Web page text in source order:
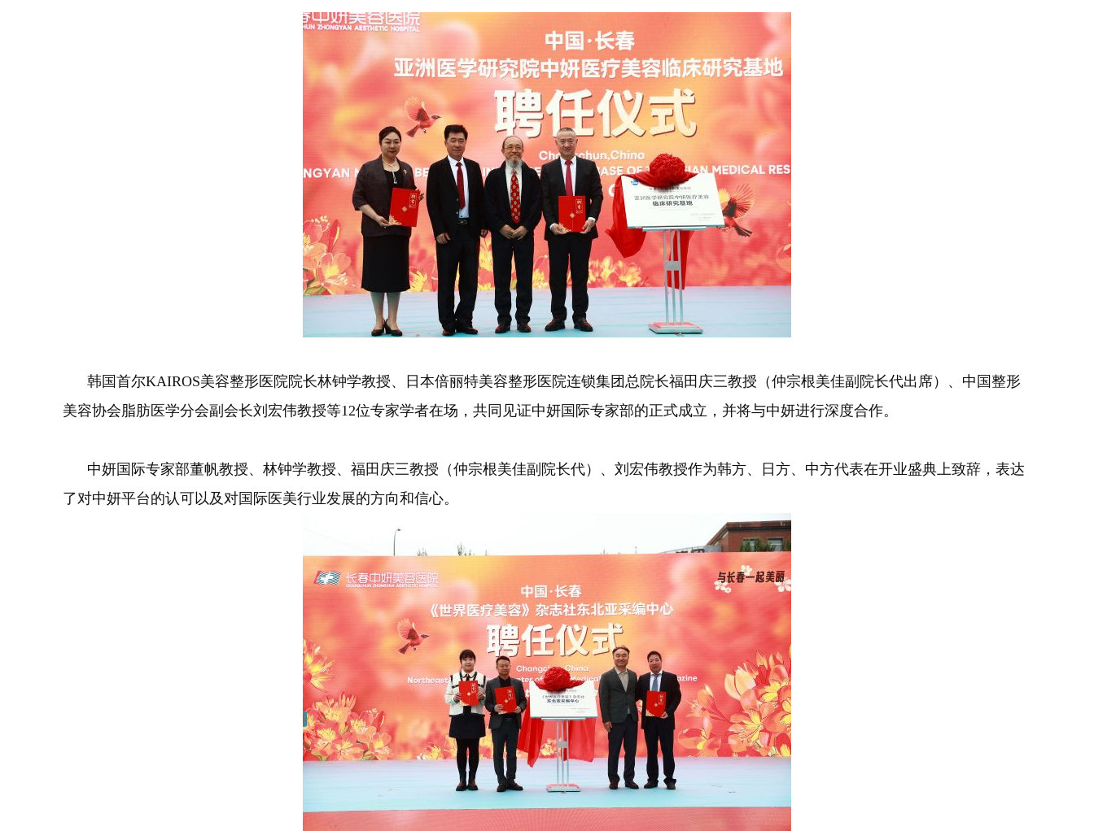
韩国首尔KAIROS美容整形医院院长林钟学教授、日本倍丽特美容整形医院连锁集团总院长福田庆三教授（仲宗根美佳副院长代出席）、中国整形
美容协会脂肪医学分会副会长刘宏伟教授等12位专家学者在场，共同见证中妍国际专家部的正式成立，并将与中妍进行深度合作。
中妍国际专家部董帆教授、林钟学教授、福田庆三教授（仲宗根美佳副院长代）、刘宏伟教授作为韩方、日方、中方代表在开业盛典上致辞，表达
了对中妍平台的认可以及对国际医美行业发展的方向和信心。